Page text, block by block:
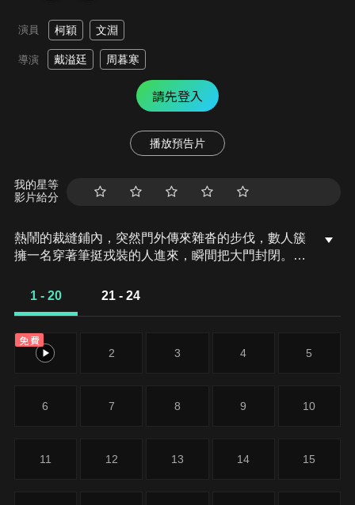
演員 柯穎 文淵
導演 戴溢廷 周暮寒
請先登入
播放預告片
我的星等
影片給分
熱鬧的裁縫鋪內，突然門外傳來雜沓的步伐，數人簇
擁一名穿著筆挺戎裝的人進來，瞬間把大門封閉。此
禎。聶禎與洪州商人沈家大小姐沈青夏早有婚約，但
似乎軍銜不低的軍官抓住，而這位帶著假槍鬧事的軍
官居然就是聶禎，他對擔驚受怕的丫鬟小蝶一見鍾
1 - 20 21 - 24
免費
1 2 3 4 5
6 7 8 9 10
11 12 13 14 15